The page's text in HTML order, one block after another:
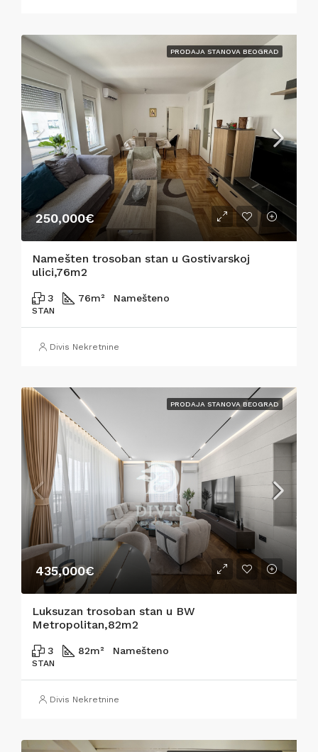
PRODAJA STANOVA BEOGRAD
250,000€
Namešten trosoban stan u Gostivarskoj
ulici,76m2
3 76m² Namešteno
STAN
Divis Nekretnine
PRODAJA STANOVA BEOGRAD
435,000€
Luksuzan trosoban stan u BW
Metropolitan,82m2
3 82m² Namešteno
STAN
Divis Nekretnine